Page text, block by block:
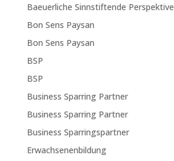
Baeuerliche Sinnstiftende Perspektive
Bon Sens Paysan
Bon Sens Paysan
BSP
BSP
Business Sparring Partner
Business Sparring Partner
Business Sparringspartner
Erwachsenenbildung